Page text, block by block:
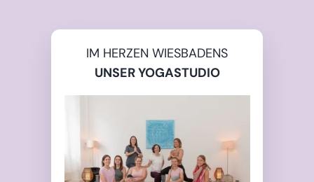
IM HERZEN WIESBADENS
UNSER YOGASTUDIO